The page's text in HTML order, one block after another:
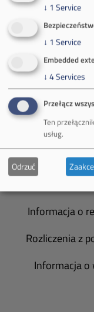
Spółka
Informacja o
Rozliczenia z
Informacja o
↓ 1 Service
↓ 1 Service
Embedded
↓ 4Services
Przełącz
Ten
usług.
Odrzuć